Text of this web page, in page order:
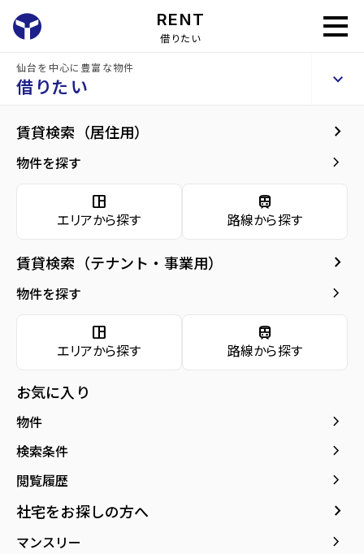
RENT
借りたい
仙台を中心に豊富な物件
借りたい keyboard_arrow_up
賃貸検索（居住用） keyboard_arrow_right
物件を探す keyboard_arrow_right
space_dashboard
エリアから探す
train
路線から探す
賃貸検索（テナント・事業用） keyboard_arrow_right
物件を探す keyboard_arrow_right
space_dashboard
エリアから探す
train
路線から探す
お気に入り
物件 keyboard_arrow_right
検索条件 keyboard_arrow_right
閲覧履歴 keyboard_arrow_right
社宅をお探しの方へ keyboard_arrow_right
マンスリー keyboard_arrow_right
賃貸マンション ウイングスⅡ
建物概要
現在募集中の物件arrow_forward
arrow_forward
地図・周辺環境 arrow_forward
同じ建物で現在募集中
1階
3.8万円
管理費
0.3万円
star
お気に入り